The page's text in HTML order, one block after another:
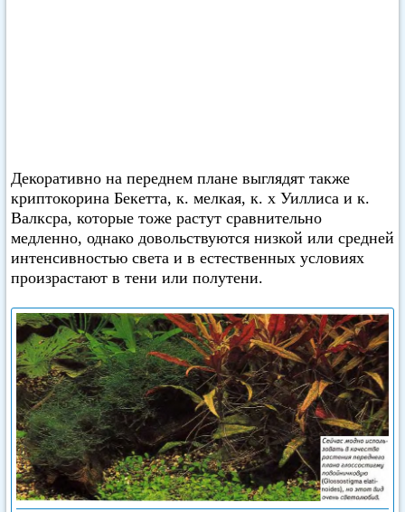
Декоративно на переднем плане выглядят также
криптокорина Бекетта, к. мелкая, к. х Уиллиса и к.
Валксра, которые тоже растут сравнительно
медленно, однако довольствуются низкой или средней
интенсивностью света и в естественных условиях
произрастают в тени или полутени.